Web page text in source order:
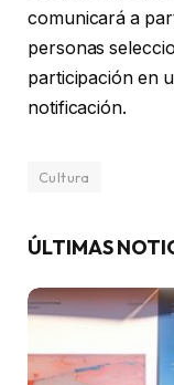
comunicará a
personas
participación en
notificación.
Cultura
ÚLTIMAS